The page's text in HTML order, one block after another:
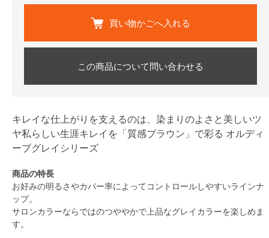
買い物かごへ入れる
この商品について問い合わせる
キレイな仕上がりを支えるのは、染まりのよさと美しいツ
ヤ私らしい生涯キレイを「質感ブラウン」で彩る オルディ
ーブグレイシリーズ
商品の特長
お好みの明るさやカバー率によってコントロールしやすいラインナ
ップ。
サロンカラーならではのつややかで上品なグレイカラーを楽しめま
す。